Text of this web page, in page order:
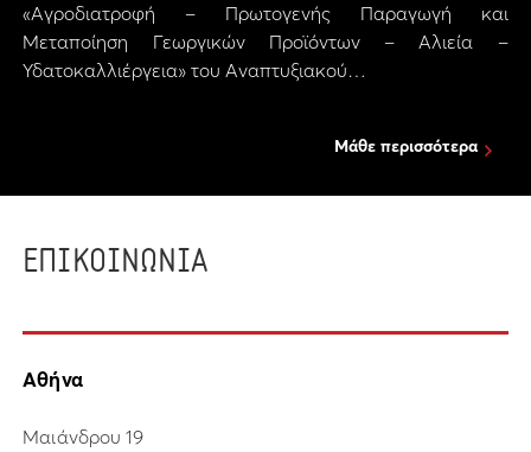
«Αγροδιατροφή – Πρωτογενής Παραγωγή και
Μεταποίηση Γεωργικών Προϊόντων – Αλιεία –
Υδατοκαλλιέργεια» του Αναπτυξιακού…
Μάθε περισσότερα
ΕΠΙΚΟΙΝΩΝΙΑ
Αθήνα
Μαιάνδρου 19